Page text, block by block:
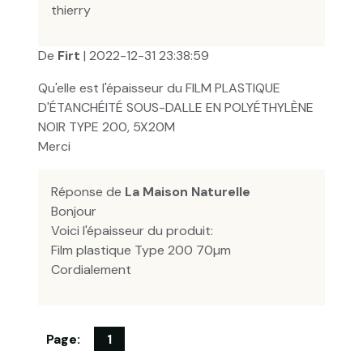
thierry
De Firt | 2022-12-31 23:38:59
Qu'elle est l'épaisseur du FILM PLASTIQUE
D'ÉTANCHÉITÉ SOUS-DALLE EN POLYÉTHYLÈNE
NOIR TYPE 200, 5X20M
Merci
Réponse de La Maison Naturelle
Bonjour
Voici l'épaisseur du produit:
Film plastique Type 200 70µm
Cordialement
Page:
1